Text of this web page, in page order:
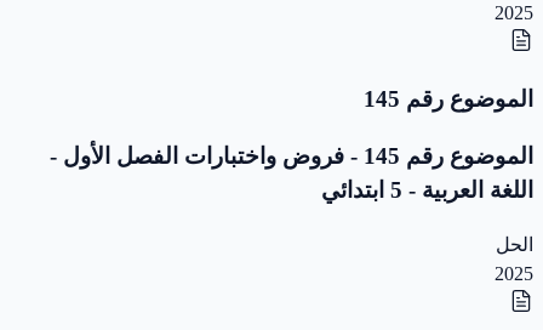
2025
الموضوع رقم 145
الموضوع رقم 145 - فروض واختبارات الفصل الأول -
اللغة العربية - 5 ابتدائي
الحل
2025